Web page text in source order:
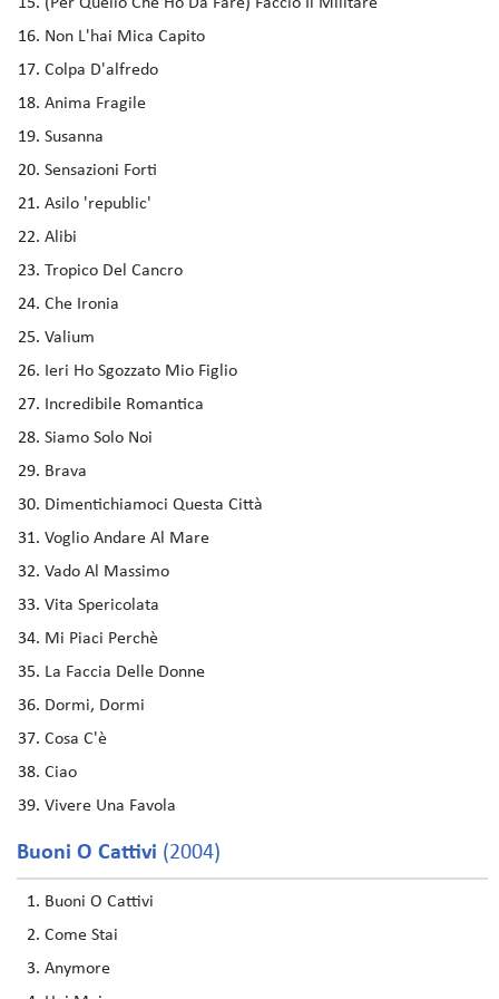
Non L'hai Mica Capito
Colpa D'alfredo
Anima Fragile
Susanna
Sensazioni Forti
Asilo 'republic'
Alibi
Tropico Del Cancro
Che Ironia
Valium
Ieri Ho Sgozzato Mio Figlio
Incredibile Romantica
Siamo Solo Noi
Brava
Dimentichiamoci Questa Città
Voglio Andare Al Mare
Vado Al Massimo
Vita Spericolata
Mi Piaci Perchè
La Faccia Delle Donne
Dormi, Dormi
Cosa C'è
Ciao
Vivere Una Favola
Buoni O Cattivi (2004)
Buoni O Cattivi
Come Stai
Anymore